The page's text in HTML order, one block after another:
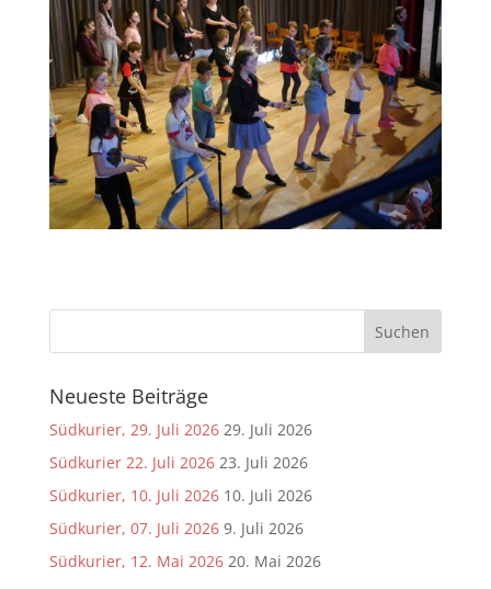
Neueste Beiträge
Südkurier, 29. Juli 2026 29. Juli 2026
Südkurier 22. Juli 2026 23. Juli 2026
Südkurier, 10. Juli 2026 10. Juli 2026
Südkurier, 07. Juli 2026 9. Juli 2026
Südkurier, 12. Mai 2026 20. Mai 2026